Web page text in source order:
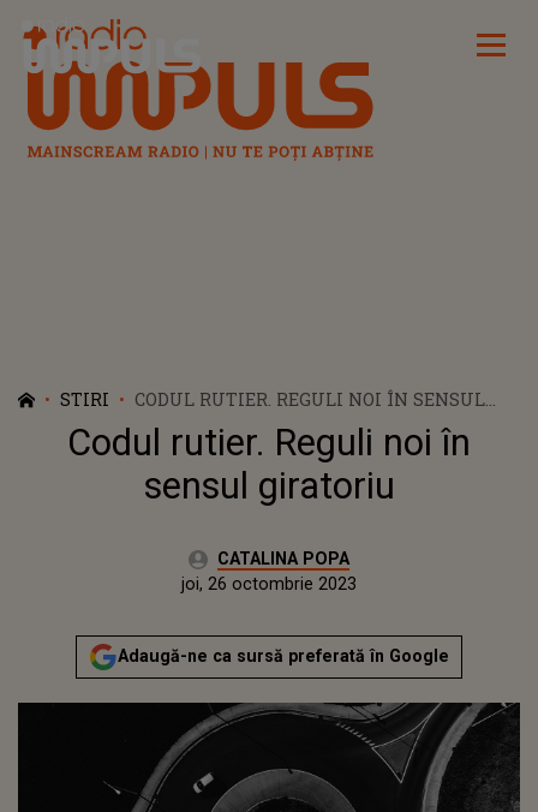
Radio Impuls
STIRI
CODUL RUTIER. REGULI NOI ÎN SENSUL
GIRATORIU
Codul rutier. Reguli noi în
sensul giratoriu
Autor:CATALINA POPA
miercuri, 26 octombrie 2022
Actualizat:
joi, 26 octombrie 2023
Adaugă-ne ca sursă preferată în Google